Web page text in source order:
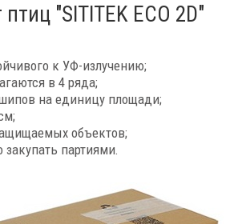
"SITITEK ECO 2D"
к УФ-излучению;
в 4 ряда;
на единицу площади;
объектов;
партиями.